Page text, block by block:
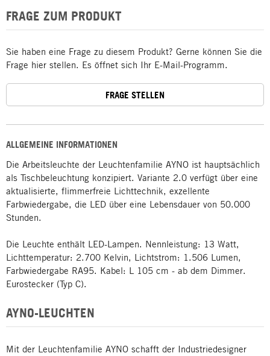
ALLGEMEINE INFORMATIONEN
Die Arbeitsleuchte der Leuchtenfamilie AYNO ist hauptsächlich
als Tischbeleuchtung konzipiert. Variante 2.0 verfügt über eine
aktualisierte, flimmerfreie Lichttechnik, exzellente
Farbwiedergabe, die LED über eine Lebensdauer von 50.000
Stunden.
Die Leuchte enthält LED-Lampen. Nennleistung: 13 Watt,
Lichttemperatur: 2.700 Kelvin, Lichtstrom: 1.506 Lumen,
Farbwiedergabe RA95. Kabel: L 105 cm - ab dem Dimmer.
Eurostecker (Typ C).
AYNO-LEUCHTEN
Mit der Leuchtenfamilie AYNO schafft der Industriedesigner
FRAGE ZUM PRODUKT
Sie haben eine Frage zu diesem Produkt? Gerne können Sie die
Frage hier stellen. Es öffnet sich Ihr E-Mail-Programm.
FRAGE STELLEN